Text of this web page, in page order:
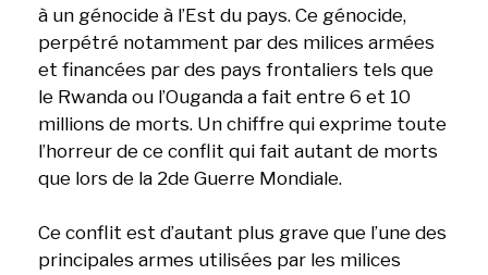
à un génocide à l’Est du pays. Ce génocide,
perpétré notamment par des milices armées
et financées par des pays frontaliers tels que
le Rwanda ou l’Ouganda a fait entre 6 et 10
millions de morts. Un chiffre qui exprime toute
l’horreur de ce conflit qui fait autant de morts
que lors de la 2de Guerre Mondiale.
Ce conflit est d’autant plus grave que l’une des
principales armes utilisées par les milices